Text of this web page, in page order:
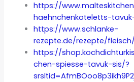
https://
haehnchenkoteletts-
https://www.schlanke-
rezepte.de/rezepte/
https://
chen-spiesse-tavuk-sis/?